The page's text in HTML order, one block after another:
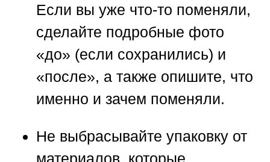
Если вы уже что-то поменяли,
сделайте подробные фото
«до» (если сохранились) и
«после», а также опишите, что
именно и зачем поменяли.
Не выбрасывайте упаковку от
материалов, которые